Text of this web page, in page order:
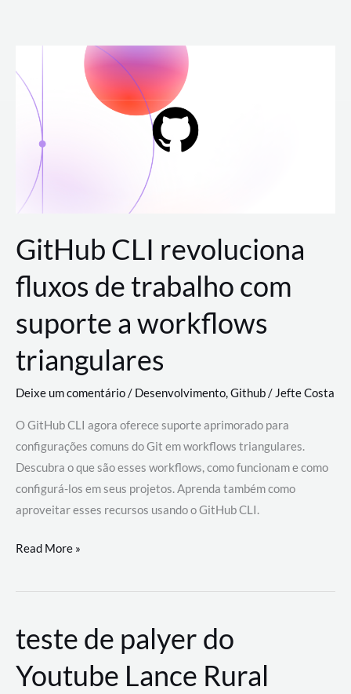
para
conteúdo
GitHub CLI revoluciona
fluxos de trabalho com
suporte a workflows
triangulares
Deixe um comentário/ Desenvolvimento,Github/ Jefte Costa
O GitHub CLI agora oferece suporte aprimorado para
configurações comuns do Git em workflows triangulares.
Descubra o que são esses workflows, como funcionam e como
configurá-los em seus projetos. Aprenda também como
aproveitar esses recursos usando o GitHub CLI.
GitHub
revoluciona
de
trabalho
com
Read More »
teste de palyer do
Youtube Lance Rural